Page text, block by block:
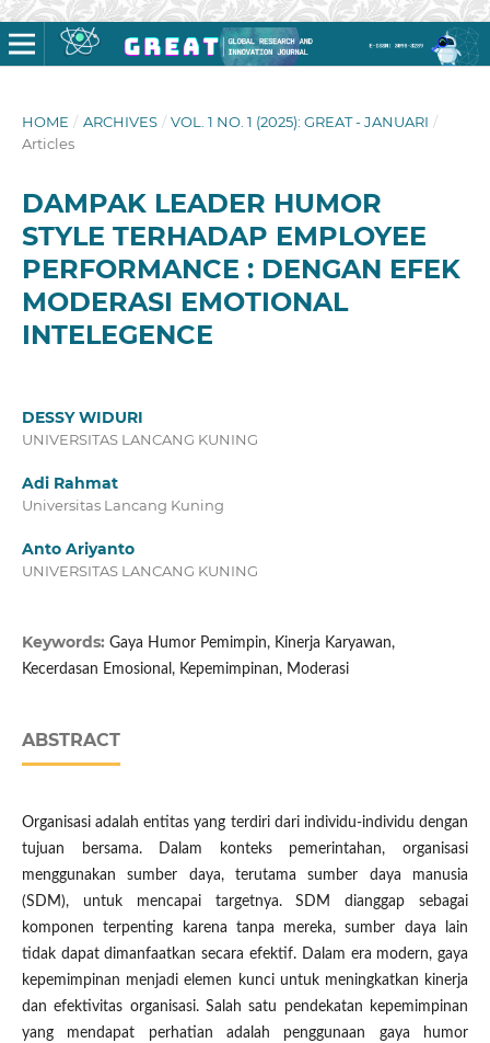
HOME / ARCHIVES / VOL. 1 NO. 1 (2025): GREAT - JANUARI /
Articles
DAMPAK LEADER HUMOR
STYLE TERHADAP EMPLOYEE
PERFORMANCE : DENGAN EFEK
MODERASI EMOTIONAL
INTELEGENCE
DESSY WIDURI
UNIVERSITAS LANCANG KUNING
Adi Rahmat
Universitas Lancang Kuning
Anto Ariyanto
UNIVERSITAS LANCANG KUNING
Keywords: Gaya Humor Pemimpin, Kinerja Karyawan,
Kecerdasan Emosional, Kepemimpinan, Moderasi
ABSTRACT
Organisasi adalah entitas yang terdiri dari individu-individu dengan
tujuan bersama. Dalam konteks pemerintahan, organisasi
menggunakan sumber daya, terutama sumber daya manusia
(SDM), untuk mencapai targetnya. SDM dianggap sebagai
komponen terpenting karena tanpa mereka, sumber daya lain
tidak dapat dimanfaatkan secara efektif. Dalam era modern, gaya
kepemimpinan menjadi elemen kunci untuk meningkatkan kinerja
dan efektivitas organisasi. Salah satu pendekatan kepemimpinan
yang mendapat perhatian adalah penggunaan gaya humor